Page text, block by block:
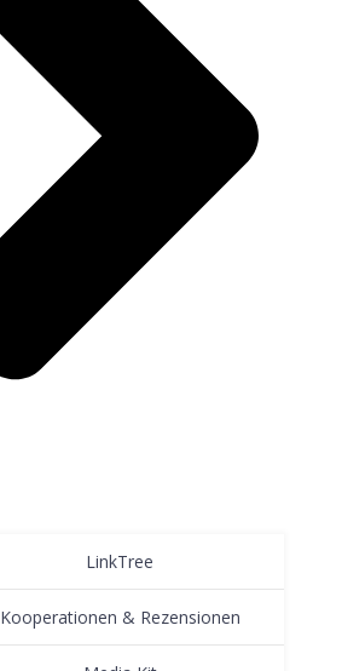
LinkTree
Kooperationen & Rezensionen